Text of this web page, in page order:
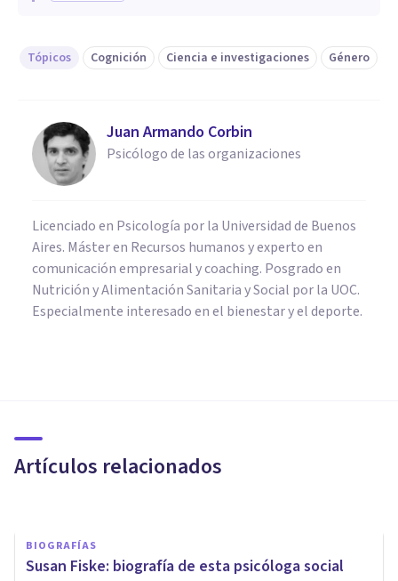
Tópicos Cognición Ciencia e investigaciones Género
Juan Armando Corbin
Psicólogo de las organizaciones
Licenciado en Psicología por la Universidad de Buenos
Aires. Máster en Recursos humanos y experto en
comunicación empresarial y coaching. Posgrado en
Nutrición y Alimentación Sanitaria y Social por la UOC.
Especialmente interesado en el bienestar y el deporte.
Artículos relacionados
desarrollo
BIOGRAFÍAS
Susan Fiske: biografía de esta psicóloga social